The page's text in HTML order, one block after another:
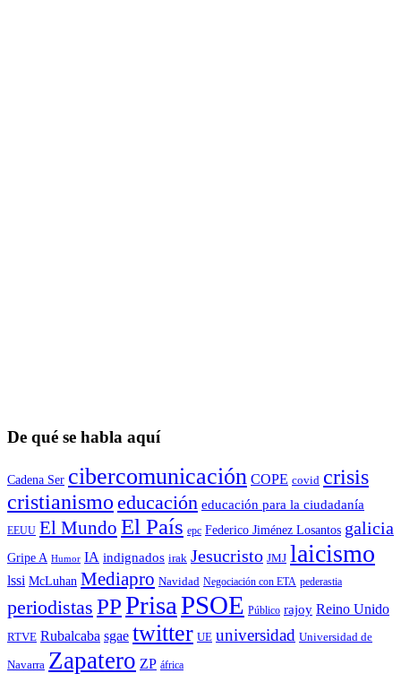
De qué se habla aquí
Cadena Ser cibercomunicación COPE covid crisis
cristianismo educación educación para la ciudadaní­a
EEUU El Mundo El País epc Federico Jiménez Losantos galicia
Gripe A Humor IA indignados irak Jesucristo JMJ laicismo
lssi McLuhan Mediapro Navidad Negociación con ETA pederastia
periodistas PPPrisaPSOE Público rajoy Reino Unido
RTVE Rubalcaba sgae twitter UE universidad Universidad de
Navarra Zapatero ZP áfrica